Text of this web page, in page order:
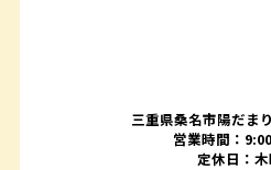
三重県桑名市陽だま
営業時間：
定休日：